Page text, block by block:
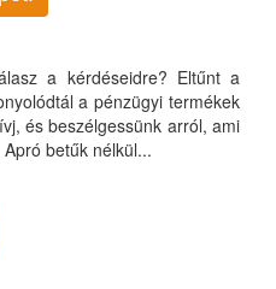
a kérdéseidre? Eltűnt a
a pénzügyi termékek
és beszélgessünk arról, ami
betűk nélkül...